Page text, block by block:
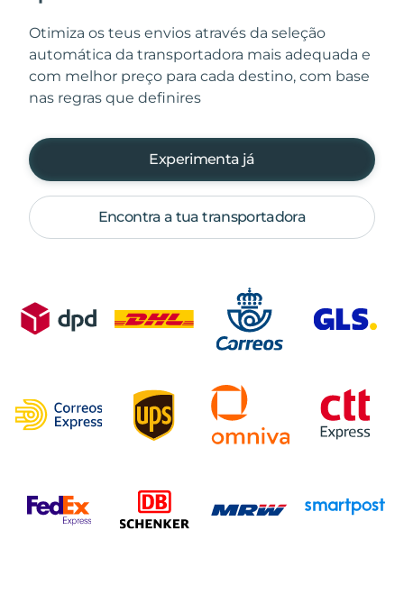
Otimiza os teus envios através da seleção
automática da transportadora mais adequada e
com melhor preço para cada destino, com base
nas regras que definires
Experimenta já
Encontra a tua transportadora